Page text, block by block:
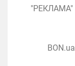
"РЕКЛАМА"
BON.ua